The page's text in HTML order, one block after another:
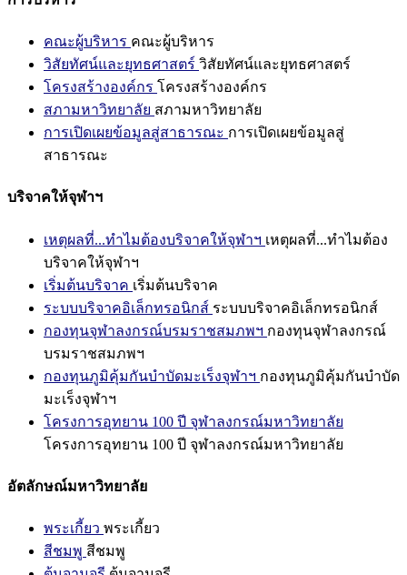
คณะผู้บริหาร คณะผู้บริหาร
วิสัยทัศน์และยุทธศาสตร์ วิสัยทัศน์และยุทธศาสตร์
โครงสร้างองค์กร โครงสร้างองค์กร
สภามหาวิทยาลัย สภามหาวิทยาลัย
การเปิดเผยข้อมูลสู่สาธารณะ การเปิดเผยข้อมูลสู่
สาธารณะ
บริจาคให้จุฬาฯ
เหตุผลที่...ทำไมต้องบริจาคให้จุฬาฯ เหตุผลที่...ทำไมต้อง
บริจาคให้จุฬาฯ
เริ่มต้นบริจาค เริ่มต้นบริจาค
ระบบบริจาคอิเล็กทรอนิกส์ ระบบบริจาคอิเล็กทรอนิกส์
กองทุนจุฬาลงกรณ์บรมราชสมภพฯ กองทุนจุฬาลงกรณ์
บรมราชสมภพฯ
กองทุนภูมิคุ้มกันบำบัดมะเร็งจุฬาฯ กองทุนภูมิคุ้มกันบำบัด
มะเร็งจุฬาฯ
โครงการอุทยาน 100 ปี จุฬาลงกรณ์มหาวิทยาลัย
โครงการอุทยาน 100 ปี จุฬาลงกรณ์มหาวิทยาลัย
อัตลักษณ์มหาวิทยาลัย
พระเกี้ยว พระเกี้ยว
สีชมพู สีชมพู